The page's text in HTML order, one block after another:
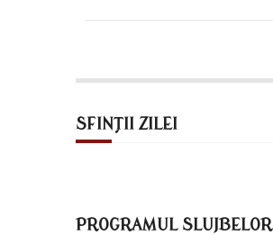
SFINȚII ZILEI
PROGRAMUL SLUJBELOR